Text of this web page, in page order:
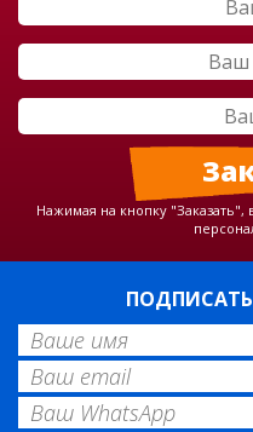
Нажимая на кнопку "Заказать",